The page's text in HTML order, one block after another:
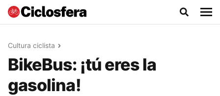
Cultura ciclista
BikeBus: ¡tú eres la
gasolina!